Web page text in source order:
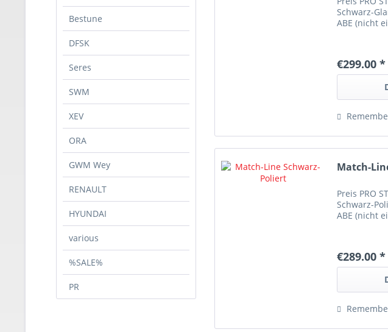
Bestune
DFSK
Seres
SWM
XEV
ORA
GWM Wey
RENAULT
HYUNDAI
various
%SALE%
PR
Schwarz-
ABE (nicht
€299.00 *
Match-
Preis PRO
Schwarz-
ABE (nicht
€289.00 *